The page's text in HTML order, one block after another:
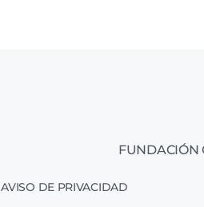
FUNDACIÓN
AVISO DE PRIVACIDAD